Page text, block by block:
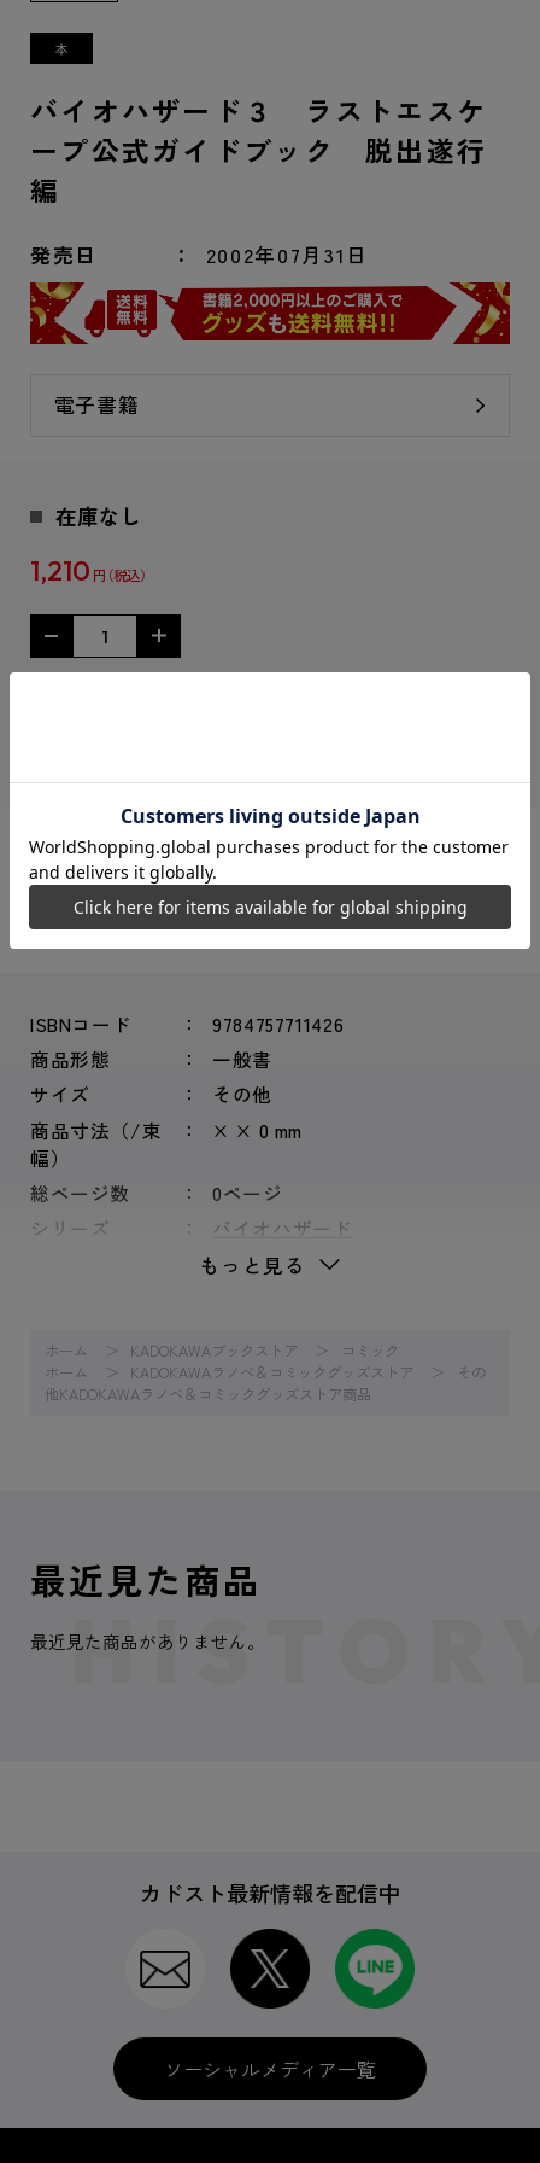
バイオハザード３ ラストエスケ
ープ公式ガイドブック 脱出遂行
編
発売日 2002年07月31日
電子書籍
在庫なし
1,210 円
シェアする：
ISBNコード
9784757711426
商品形態
一般書
サイズ
その他
商品寸法（/束
幅）
× × 0 mm
総ページ数
0ページ
シリーズ
バイオハザード
もっと見る
ホーム KADOKAWAブックストア
コミック
ホーム
KADOKAWAラノベ＆コミックグッズストア
その
他KADOKAWAラノベ＆コミックグッズストア商品
最近見た商品
最近見た商品がありません。
カドスト最新情報を配信中
ソーシャルメディア一覧